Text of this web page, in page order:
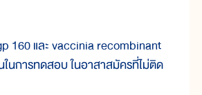
และ vaccinia recombinant
นการทดสอบ ในอาสาสมัครที่ไม่ติด